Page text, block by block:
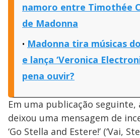
namoro entre Timothée
de Madonna
Madonna tira músicas
e lança ‘Veronica
pena ouvir?
Em uma publicação seguinte,
deixou uma mensagem de
‘Go Stella and Estere!’ (‘Vai,